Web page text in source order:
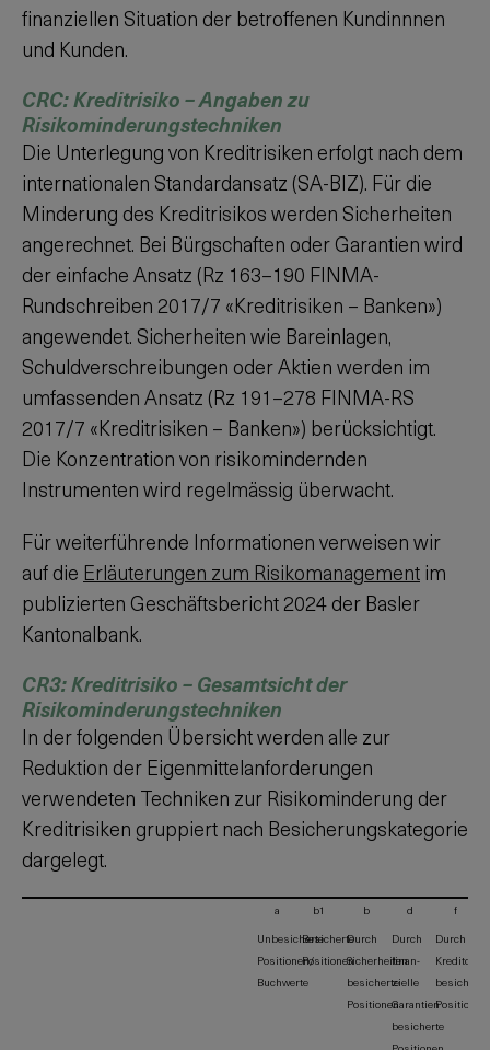
finanziellen Situation der betroffenen Kundinnnen
und Kunden.
CRC: Kreditrisiko – Angaben zu
Risikominderungstechniken
Die Unterlegung von Kreditrisiken erfolgt nach dem
internationalen Standardansatz (SA-BIZ). Für die
Minderung des Kreditrisikos werden Sicherheiten
angerechnet. Bei Bürgschaften oder Garantien wird
der einfache Ansatz (Rz 163–190 FINMA-
Rundschreiben 2017/7 «Kreditrisiken – Banken»)
angewendet. Sicherheiten wie Bareinlagen,
Schuldverschreibungen oder Aktien werden im
umfassenden Ansatz (Rz 191–278 FINMA-RS
2017/7 «Kreditrisiken – Banken») berücksichtigt.
Die Konzentration von risikomindernden
Instrumenten wird regelmässig überwacht.
Für weiterführende Informationen verweisen wir
auf die Erläuterungen zum Risikomanagement im
publizierten Geschäftsbericht2024der Basler
Kantonalbank.
CR3: Kreditrisiko – Gesamtsicht der
Risikominderungstechniken
In der folgenden Übersicht werden alle zur
Reduktion der Eigenmittelanforderungen
verwendeten Techniken zur Risikominderung der
Kreditrisiken gruppiert nach Besicherungskategorie
dargelegt.
a b1 b d
f
Unbesicherte
Positionen/
Buchwerte
Besicherte
Positionen
Durch
Sicherheiten
besicherte
Positionen
Durch
finan-
zielle
Garantien
besicherte
Durch
besicherte
Positionen